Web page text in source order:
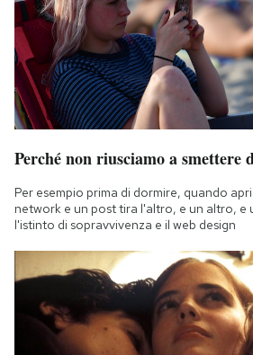
Perché non riusciamo a smettere
Per esempio prima di dormire, quando
network e un post tira l'altro, e un altro, e
l'istinto di sopravvivenza e il web design